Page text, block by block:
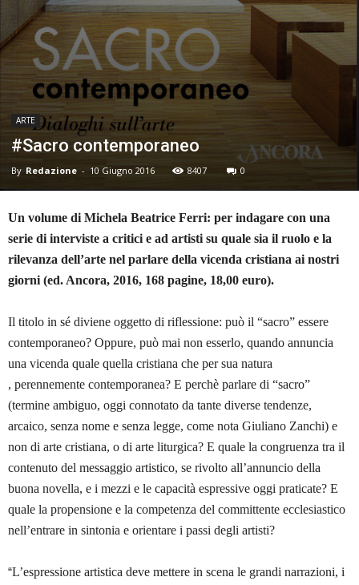
ARTE
#Sacro contemporaneo
By Redazione - 10 Giugno 2016 8407 0
Un volume di Michela Beatrice Ferri: per indagare con una
serie di interviste a critici e ad artisti su quale sia il ruolo e la
rilevanza dell’arte nel parlare della vicenda cristiana ai nostri
giorni (ed. Ancora, 2016, 168 pagine, 18,00 euro).
Il titolo in sé diviene oggetto di riflessione: può il “sacro” essere
contemporaneo? Oppure, può mai non esserlo, quando annuncia
una vicenda quale quella cristiana che per sua natura
, perennemente contemporanea? E perchè parlare di “sacro”
(termine ambiguo, oggi connotato da tante diverse tendenze,
arcaico, senza nome e senza legge, come nota Giuliano Zanchi) e
non di arte cristiana, o di arte liturgica? E quale la congruenza tra il
contenuto del messaggio artistico, se rivolto all’annuncio della
buona novella, e i mezzi e le capacità espressive oggi praticate? E
quale la propensione e la competenza del committente ecclesiastico
nell’entrare in sintonia e orientare i passi degli artisti?
“L’espressione artistica deve mettere in scena le grandi narrazioni, i